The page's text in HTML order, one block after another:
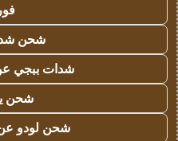
شحن
شدات ببجي
شحن
شحن لودو